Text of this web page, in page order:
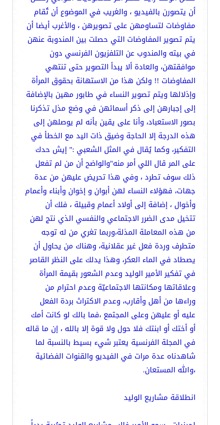
أن يتصورن بالفيديو ، والغريب في الموضوع أن تُقام
مفاوضات لتساومهن على تصويرهن ، والأغرب أيضا أن
يتم تصوير المفاوضات التي حصلت بين المندوبة عنهن
في بيته والمندوب عن التلفزيون الفرنسي دون
موافقتهن، والعادة ألا يبدأ التصوير حتى تنتهي
المفاوضات !! ولكن هذا من الاستهانة بحقوق المرأة
وإذلالها ويتم تصوير النساء في طابور مهين بالإضافة
إلى إجبارهن إلى ذكر أسمائهن في وضع مذل تذكرنا
بصور الاستعباد، وأنا على يقين بأنه لم يوصلهن إلى
هذه الدرجة إلا الحاجة وضيق ذات اليد مع الخطأ في
التفكير، وكما يُقال في المثل الشعبي :" إيش حدك
على المر قال اللي أمر منه"والواضح أن من لم تفعل
ذلك سوف تطرد ، وفي هذا تحريض عليهن من عدة
جهات، فهؤلاء النساء لهن أبوان و إخوان وأبناء وأعمام
وأخوال ، إضافة إلى أولاد أعمام وقبيلة ، فلك أن
تتخيل مدى الضرر الاجتماعي والنفسي الذي نتج لهن
من هذه المعاملة المذلة،وربما تغري من له توجه
متطرف وردة فعل غير عقلانية، وهناك من يحاول أن
يصطاد في الماء العكر، وهذا يدلك على النظر القاصر
في تفكير الأمير الوليد وعدم الشعور بقيمة المرأة
وعلاقاتها ومكانتها الاجتماعيّة وعدم احترام من
وراءها من أهل وأقارب، وعدم الاكتراث بردة الفعل
عليه أو عليهن وعلى المجتمع ،فما بالك لو كانت أمك
أو أختك أو ابنتك فلا حول ولا قوة إلا بالله ، إن ما قاله
في المجلة الفرنسية يعتبر شيء بسيط بالنسبة لما
شاهدناه عدة مرات في الفيديو والقنوات الفضائية
،والله المستعان.
انطلاقة مشاريع الوليد